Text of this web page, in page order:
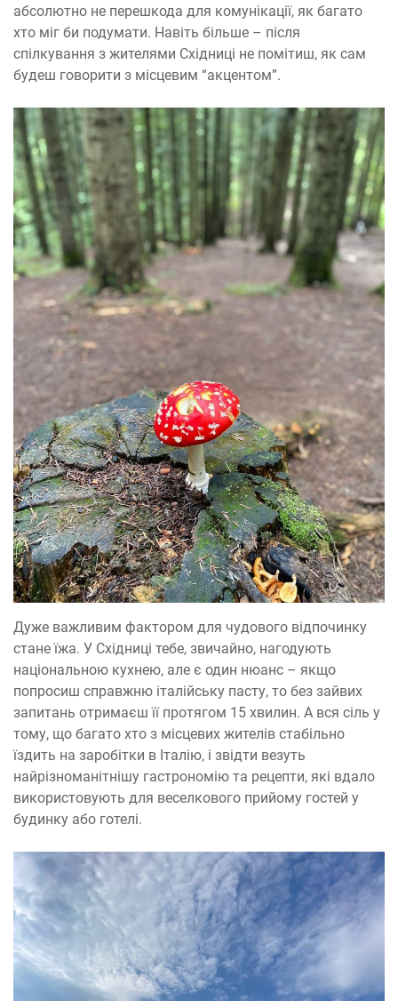
абсолютно не перешкода для комунікації, як багато
хто міг би подумати. Навіть більше – після
спілкування з жителями Східниці не помітиш, як сам
будеш говорити з місцевим “акцентом”.
Дуже важливим фактором для чудового відпочинку
стане їжа. У Східниці тебе, звичайно, нагодують
національною кухнею, але є один нюанс – якщо
попросиш справжню італійську пасту, то без зайвих
запитань отримаєш її протягом 15 хвилин. А вся сіль у
тому, що багато хто з місцевих жителів стабільно
їздить на заробітки в Італію, і звідти везуть
найрізноманітнішу гастрономію та рецепти, які вдало
використовують для веселкового прийому гостей у
будинку або готелі.